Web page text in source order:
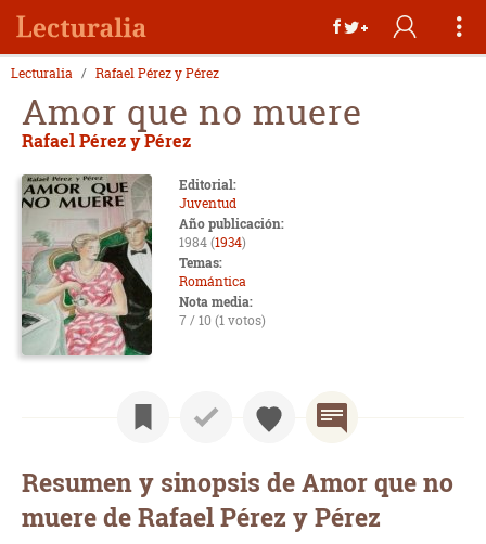
Lecturalia Rafael Pérez y Pérez
Amor que no muere
Rafael Pérez y Pérez
Editorial:
Juventud
Año publicación:
1984 (1934)
Temas:
Romántica
Nota media:
7 / 10 (1 votos)
Resumen y sinopsis de Amor que no
muere de Rafael Pérez y Pérez